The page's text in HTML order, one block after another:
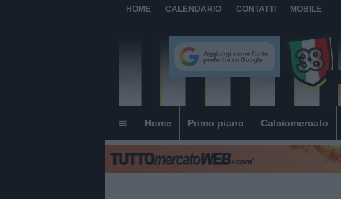
HOME CALENDARIO CONTATTI MOBILE
Home Primo piano Calciomercato